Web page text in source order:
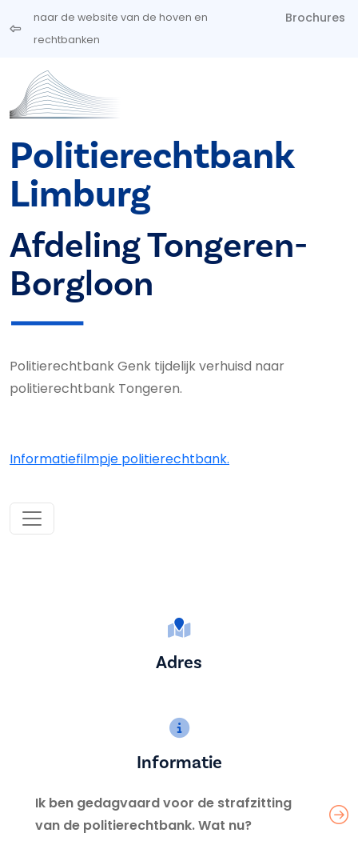
Overslaan en naar de inhoud gaan
naar de website van de hoven en
rechtbanken
Brochures
Politierechtbank
Limburg
Afdeling Tongeren-
Borgloon
Politierechtbank Genk tijdelijk verhuisd naar
politierechtbank Tongeren.
Informatiefilmpje politierechtbank.
Adres
Informatie
Ik ben gedagvaard voor de strafzitting
van de politierechtbank. Wat nu?